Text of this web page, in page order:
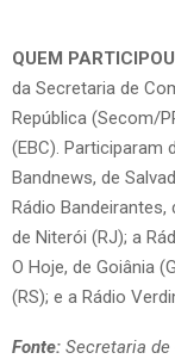
QUEM
da Secretaria de
República (Secom/
(EBC). Participaram
Bandnews, de
Rádio Bandeirantes,
de Niterói (RJ); a
O Hoje, de Goiânia
(RS); e a Rádio
Fonte: Secretaria